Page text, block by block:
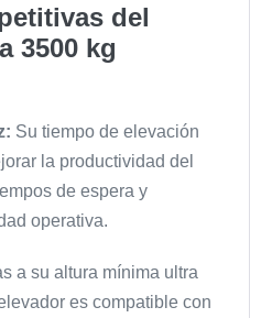
del
3500 kg
Su tiempo de elevación
la productividad del
de espera y
operativa.
a su altura mínima ultra
es compatible con